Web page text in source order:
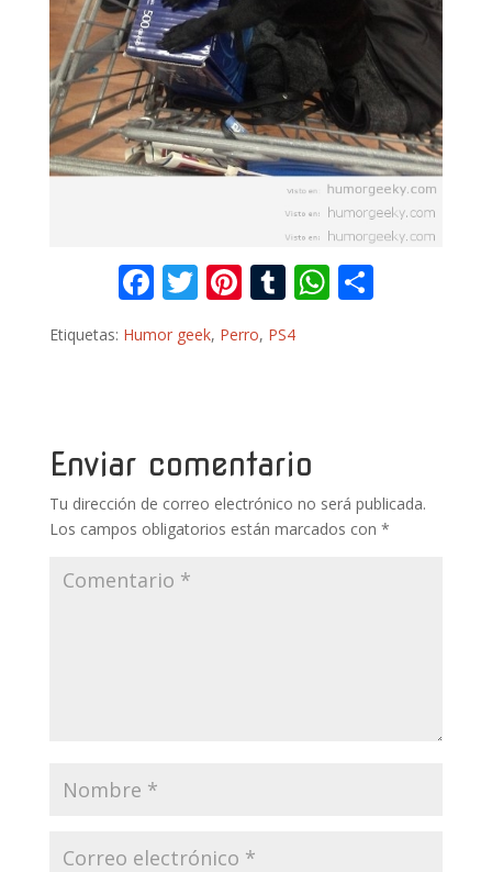
F
e
o
k
T
w
itt
Pi
er
T
m
W
p r
Etiquetas: Humor geek, Perro, PS4
Enviar comentario
Tu dirección de correo electrónico no será publicada.
Los campos obligatorios están marcados con *